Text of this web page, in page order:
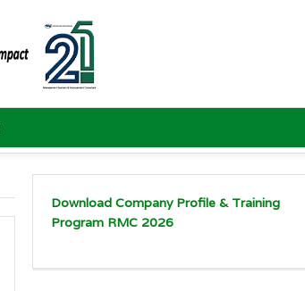
Download Company Profile & Training
Program RMC 2026